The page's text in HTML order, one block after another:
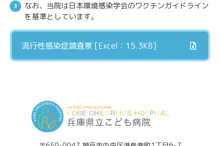
なお、当院は日本環境感染学会のワクチンガイドライン
を基準としています。
流行性感染症調査票 [Excel：15.3KB]